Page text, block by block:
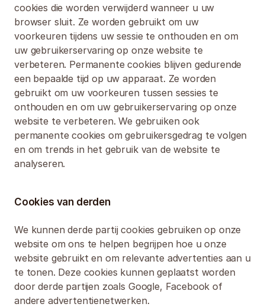
cookies die worden verwijderd wanneer u uw
browser sluit. Ze worden gebruikt om uw
voorkeuren tijdens uw sessie te onthouden en om
uw gebruikerservaring op onze website te
verbeteren. Permanente cookies blijven gedurende
een bepaalde tijd op uw apparaat. Ze worden
gebruikt om uw voorkeuren tussen sessies te
onthouden en om uw gebruikerservaring op onze
website te verbeteren. We gebruiken ook
permanente cookies om gebruikersgedrag te volgen
en om trends in het gebruik van de website te
analyseren.
Cookies van derden
We kunnen derde partij cookies gebruiken op onze
website om ons te helpen begrijpen hoe u onze
website gebruikt en om relevante advertenties aan u
te tonen. Deze cookies kunnen geplaatst worden
door derde partijen zoals Google, Facebook of
andere advertentienetwerken.